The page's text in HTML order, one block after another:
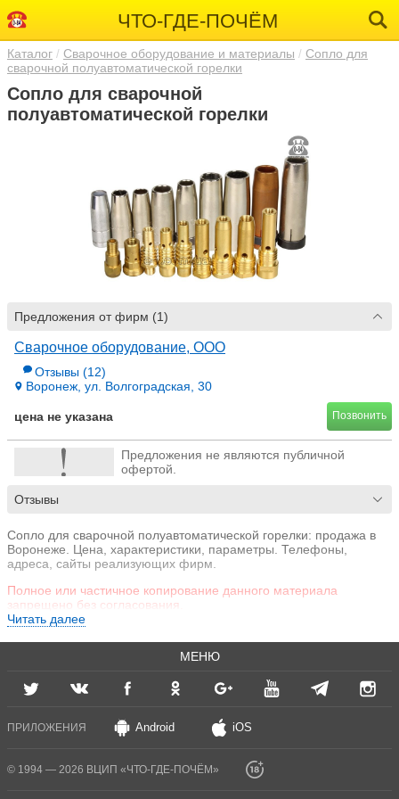
ЧТО-ГДЕ-ПОЧЁМ
Каталог Сварочное оборудование и материалы
Сопло для
сварочной полуавтоматической горелки
Сопло для сварочной
полуавтоматической горелки
Предложения от фирм (1)
Сварочное оборудование, ООО
Отзывы (12)
Воронеж, ул. Волгоградская, 30
цена не указана Позвонить
Предложения не являются публичной
офертой.
Отзывы
Сопло для сварочной полуавтоматической горелки: продажа в
Воронеже. Цена, характеристики, параметры. Телефоны,
адреса, сайты реализующих фирм.
Полное или частичное копирование данного материала
запрещено без согласования.
Читать далее
МЕНЮ
ПРИЛОЖЕНИЯ Android iOS
© 1994 — 2026 ВЦИП «ЧТО-ГДЕ-ПОЧЁМ»